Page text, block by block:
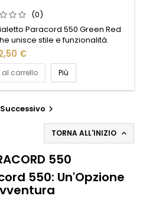
(0)
Paracord 550 Green Red
unisce stile e funzionalità.
550, questo braccialetto
e del design unico. La
e rosso, arricchita dal dettaglio
tocco di originalità al tuo...
€
carrello Più
Successivo 
TORNA ALL'INIZIO 
550
550: Un'Opzione